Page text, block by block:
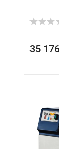
35